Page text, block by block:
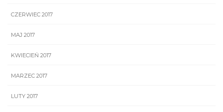
CZERWIEC 2017
MAJ 2017
KWIECIEŃ 2017
MARZEC 2017
LUTY 2017